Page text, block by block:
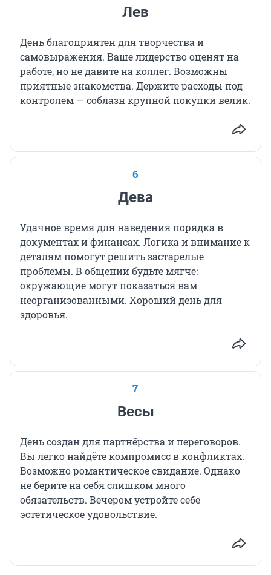
Лев
День благоприятен для творчества и
самовыражения. Ваше лидерство оценят на
работе, но не давите на коллег. Возможны
приятные знакомства. Держите расходы под
контролем — соблазн крупной покупки велик.
6
Дева
Удачное время для наведения порядка в
документах и финансах. Логика и внимание к
деталям помогут решить застарелые
проблемы. В общении будьте мягче:
окружающие могут показаться вам
неорганизованными. Хороший день для
здоровья.
7
Весы
День создан для партнёрства и переговоров.
Вы легко найдёте компромисс в конфликтах.
Возможно романтическое свидание. Однако
не берите на себя слишком много
обязательств. Вечером устройте себе
эстетическое удовольствие.